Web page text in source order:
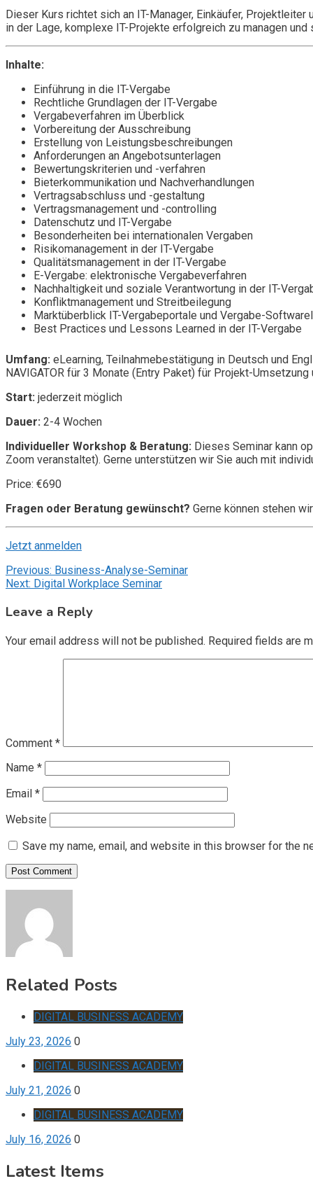
Dieser Kurs richtet sich an IT-Manager, Einkäufer,
in der Lage, komplexe IT-Projekte erfolgreich zu managen
Inhalte:
Einführung in die IT-Vergabe
Rechtliche Grundlagen der IT-Vergabe
Vergabeverfahren im Überblick
Vorbereitung der Ausschreibung
Erstellung von Leistungsbeschreibungen
Anforderungen an Angebotsunterlagen
Bewertungskriterien und -verfahren
Bieterkommunikation und Nachverhandlungen
Vertragsabschluss und -gestaltung
Vertragsmanagement und -controlling
Datenschutz und IT-Vergabe
Besonderheiten bei internationalen Vergaben
Risikomanagement in der IT-Vergabe
Qualitätsmanagement in der IT-Vergabe
E-Vergabe: elektronische Vergabeverfahren
Nachhaltigkeit und soziale Verantwortung in der IT-
Konfliktmanagement und Streitbeilegung
Marktüberblick IT-Vergabeportale und Vergabe-
Best Practices und Lessons Learned in der IT-Vergabe
Umfang: eLearning, Teilnahmebestätigung in Deutsch und
NAVIGATOR für 3 Monate (Entry Paket) für Projekt-
Start: jederzeit möglich
Dauer: 2-4 Wochen
Individueller Workshop & Beratung: Dieses Seminar kann
Zoom veranstaltet). Gerne unterstützen wir Sie auch mit
Price: €690
Fragen oder Beratung gewünscht? Gerne können stehen
Jetzt anmelden
Post
navigation
Previous: Business-Analyse-Seminar
Next: Digital Workplace Seminar
Leave a Reply
Your email address will not be published. Required fields are
Comment *
Name *
Email *
Website
Save my name, email, and website in this browser for the
Related Posts
DIGITAL BUSINESS ACADEMY
July 23, 2026 0
DIGITAL BUSINESS ACADEMY
July 21, 2026 0
DIGITAL BUSINESS ACADEMY
July 16, 2026 0
Latest Items